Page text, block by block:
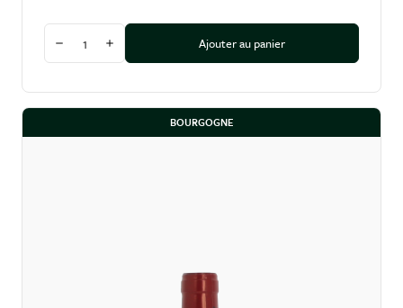
Diminuer la quantité
Augmenter la quantitéAjouter au panier
BOURGOGNE